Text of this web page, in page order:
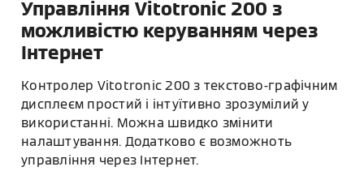
Управління Vitotronic 200 з
можливістю керуванням через
Інтернет
Контролер Vitotronic 200 з текстово-графічним
дисплеєм простий і інтуїтивно зрозумілий у
використанні. Можна швидко змінити
налаштування. Додатково є возможноть
управління через Інтернет.